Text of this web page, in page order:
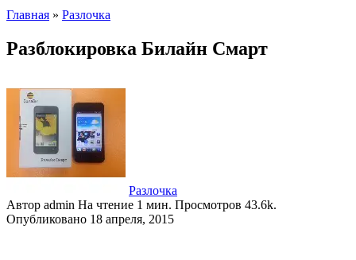
Главная » Разлочка
Разблокировка Билайн Смарт
Разлочка
Автор admin На чтение 1 мин. Просмотров 43.6k.
Опубликовано 18 апреля, 2015